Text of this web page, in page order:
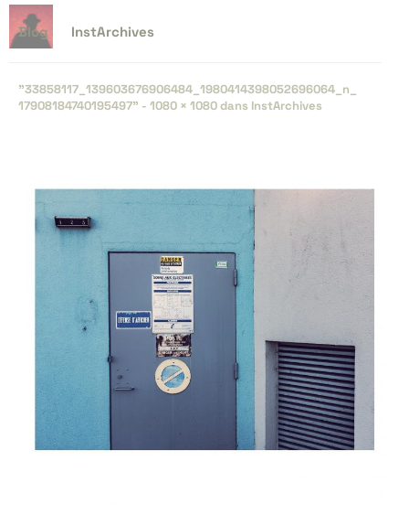
Blog InstArchives
"33858117_​139603676906484_​1980414398052696064_​n_​
17908184740195497" - 1080 × 1080dans InstArchives